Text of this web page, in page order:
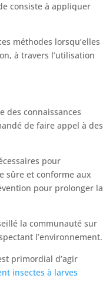
consiste à appliquer
méthodes lorsqu’elles
à travers l’utilisation
des connaissances
de faire appel à des
pour
sûre et conforme aux
pour prolonger la
la communauté sur
l’environnement.
primordial d’agir
insectes à larves